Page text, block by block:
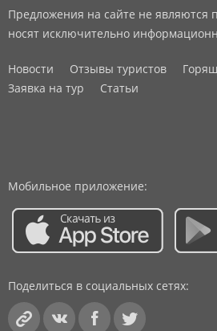
Предложения на сайте не являются
носят исключительно
Новости Отзывы туристов
Заявка на тур
Статьи
Мобильное приложение:
Поделиться в социальных сетях: